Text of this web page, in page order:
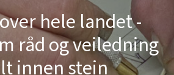
hele landet -
råd og veiledning
innen stein